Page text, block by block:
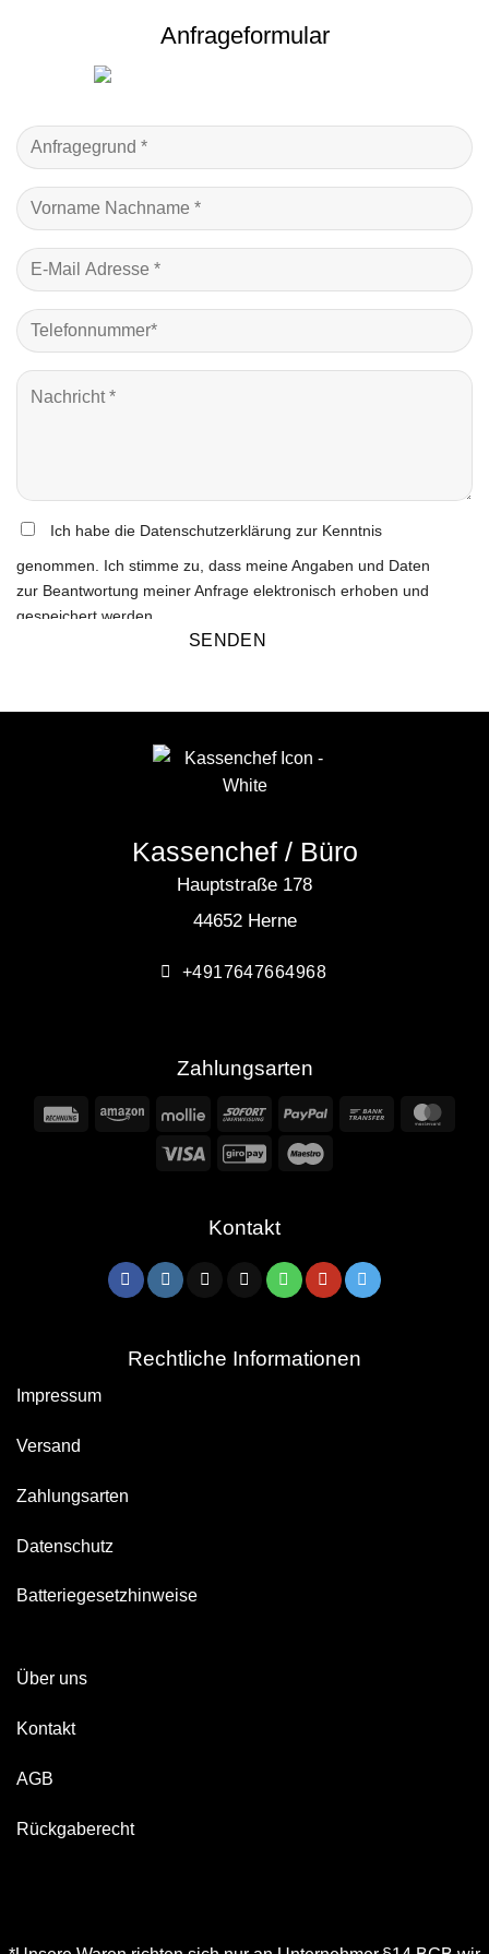
Anfrageformular
Ich habe die Datenschutzerklärung zur Kenntnis
genommen. Ich stimme zu, dass meine Angaben und Daten
zur Beantwortung meiner Anfrage elektronisch erhoben und
gespeichert werden.
Kassenchef / Büro
Hauptstraße 178
44652 Herne
+4917647664968
Zahlungsarten
RechungAmazonMollie Sofort PayPal
Bank
Visa GiroPay
Kontakt
Rechtliche Informationen
Impressum
Versand
Zahlungsarten
Datenschutz
Batteriegesetzhinweise
Über uns
Kontakt
AGB
Rückgaberecht